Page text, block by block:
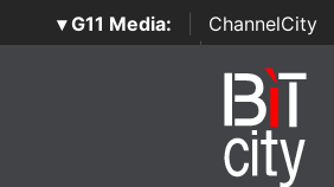
▾ G11 Media: ChannelCity
SecurityOpenLab | Italian
Italian